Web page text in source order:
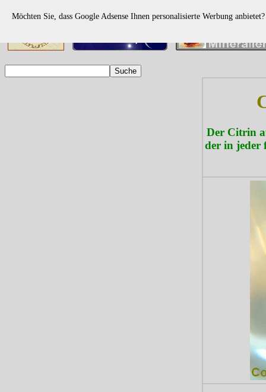
Möchten Sie, dass Google Adsense Ihnen personalisierte Werbung anbietet?
Der Citrin
der in jeder